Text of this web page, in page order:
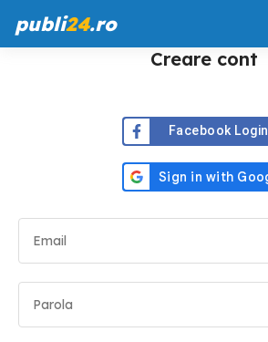
publi24.ro
Creare cont
Facebook Login